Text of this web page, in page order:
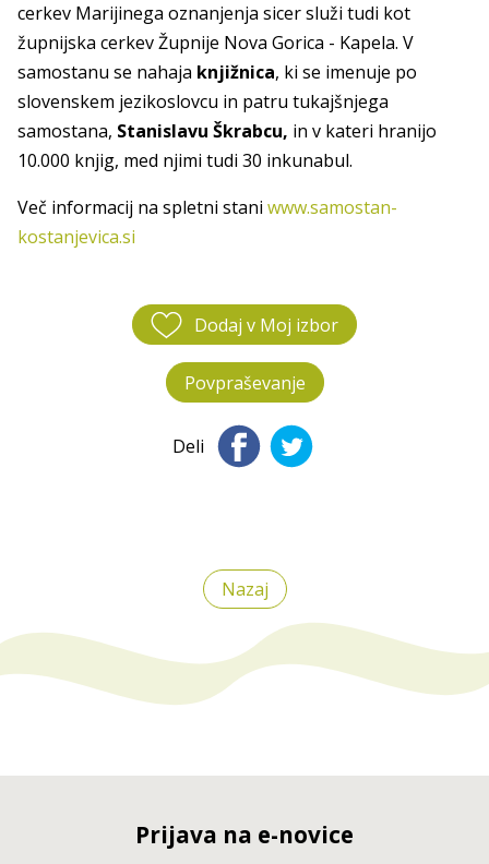
cerkev Marijinega oznanjenja sicer služi tudi kot
župnijska cerkev Župnije Nova Gorica - Kapela. V
samostanu se nahaja knjižnica, ki se imenuje po
slovenskem jezikoslovcu in patru tukajšnjega
samostana, Stanislavu Škrabcu, in v kateri hranijo
10.000 knjig, med njimi tudi 30 inkunabul.
Več informacij na spletni stani www.samostan-
kostanjevica.si
Dodaj v Moj izbor
Povpraševanje
Deli
Nazaj
Prijava na e-novice